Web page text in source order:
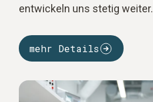
entwickeln uns stetig weiter.
mehr Details